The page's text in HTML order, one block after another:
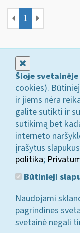
1
Šioje
cookies).
ir jiems nėra
galite sutikti ir
sutikimą bet
interneto
įrašytus
politika;
Būtinieji
Naudojami
pagrindines
svetainė negali